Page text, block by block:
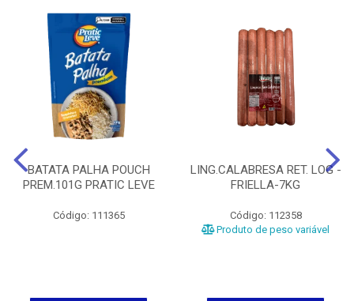
BATATA PALHA POUCH
PREM.101G PRATIC LEVE
Código: 111365
LING.CALABRESA RET. LOG -
FRIELLA-7KG
Código: 112358
Produto de peso variável